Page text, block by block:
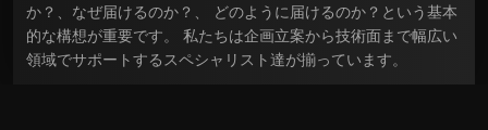
か？、なぜ届けるのか？、 どのように届けるのか？という基本
的な構想が重要です。 私たちは企画立案から技術面まで幅広い
領域でサポートするスペシャリスト達が揃っています。